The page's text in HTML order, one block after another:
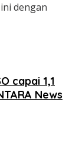
dengan
capai 1,1
News